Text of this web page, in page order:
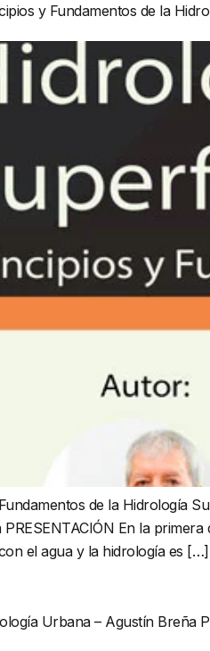
y Fundamentos de la
de la Hidrología
En la
el agua y la hidrología es […]
Urbana – Agustín Breña